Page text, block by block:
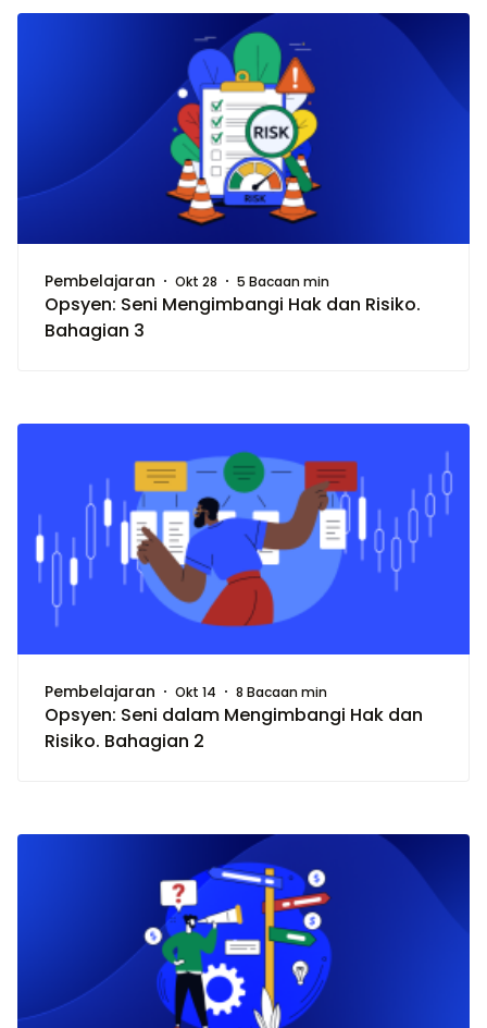
Pembelajaran Okt 28 5 Bacaan min
Opsyen: Seni Mengimbangi Hak dan Risiko.
Bahagian 3
Pembelajaran Okt 14 8 Bacaan min
Opsyen: Seni dalam Mengimbangi Hak dan
Risiko. Bahagian 2